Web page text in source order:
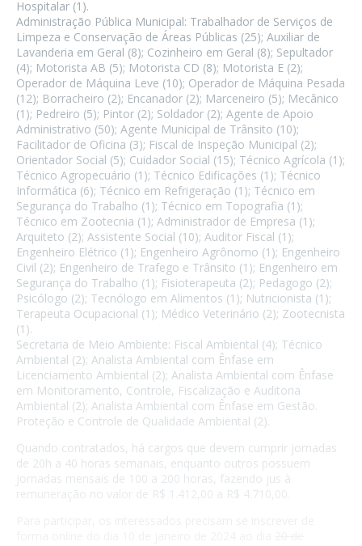
Hospitalar (1).
Administração Pública Municipal: Trabalhador de Serviços de
Limpeza e Conservação de Áreas Públicas (25); Auxiliar de
Lavanderia em Geral (8); Cozinheiro em Geral (8); Sepultador
(4); Motorista AB (5); Motorista CD (8); Motorista E (2);
Operador de Máquina Leve (10); Operador de Máquina Pesada
(12); Borracheiro (2); Encanador (2); Marceneiro (5); Mecânico
(1); Pedreiro (5); Pintor (2); Soldador (2); Agente de Apoio
Administrativo (50); Agente Municipal de Trânsito (10);
Facilitador de Oficina (3); Fiscal de Inspeção Municipal (2);
Orientador Social (5); Cuidador Social (15); Técnico Agrícola (1);
Técnico Agropecuário (1); Técnico Edificações (1); Técnico
Informática (6); Técnico em Refrigeração (1); Técnico em
Segurança do Trabalho (1); Técnico em Topografia (1);
Técnico em Zootecnia (1); Administrador de Empresa (1);
Arquiteto (2); Assistente Social (10); Auditor Fiscal (1);
Engenheiro Elétrico (1); Engenheiro Agrônomo (1); Engenheiro
Civil (2); Engenheiro de Trafego e Trânsito (1); Engenheiro em
Segurança do Trabalho (1); Fisioterapeuta (2); Pedagogo (2);
Psicólogo (2); Tecnólogo em Alimentos (1); Nutricionista (1);
Terapeuta Ocupacional (1); Médico Veterinário (2); Zootecnista
(1).
Secretaria de Meio Ambiente: Fiscal Ambiental (4); Técnico
Ambiental (2); Analista Ambiental com Ênfase em
Licenciamento Ambiental (2); Analista Ambiental com Ênfase
em Monitoramento, Controle, Fiscalização e Auditoria
Ambiental (2); Analista Ambiental com Ênfase em Gestão.
Proteção e Controle de Qualidade Ambiental (2).
Quando contratados, há cargos que devem cumprir jornadas
de 20h a 40 horas semanais, enquanto outros possuem
jornadas mensais de 100 a 200 horas, fazendo jus à
remuneração no valor de R$ 1.412,00 a R$ 4.710,00.